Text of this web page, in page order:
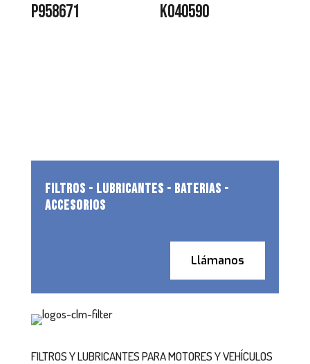
P958671 K040590
FILTROS - LUBRICANTES - BATERIAS -
ACCESORIOS
Llámanos
FILTROS Y LUBRICANTES PARA MOTORES Y VEHÍCULOS